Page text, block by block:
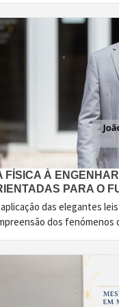
FÍSICA À
PARA O
das elegantes
dos fenómenos